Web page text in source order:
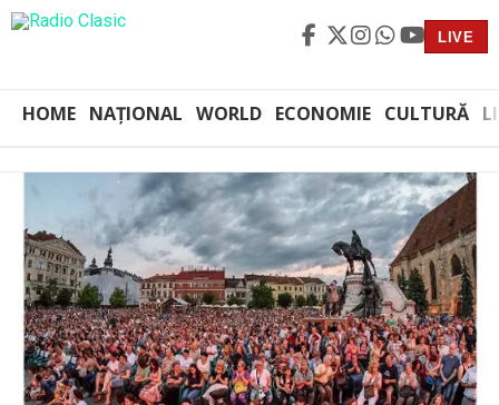
LIVE
HOME NAȚIONAL WORLD ECONOMIE CULTURĂ